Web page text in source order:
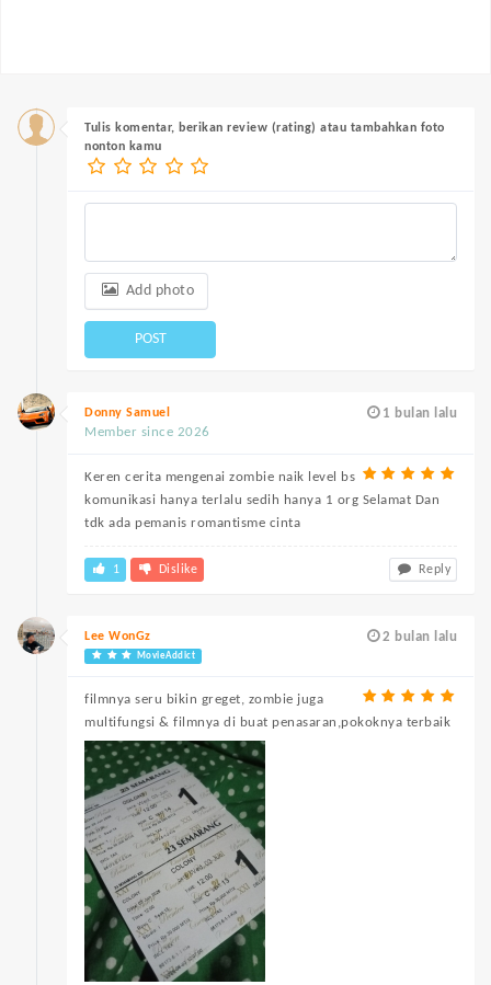
Tulis komentar, berikan review (rating) atau tambahkan foto
nonton kamu
Add photo
POST
1 bulan lalu
Donny Samuel
Member since 2026
Keren cerita mengenai zombie naik level bs
komunikasi hanya terlalu sedih hanya 1 org Selamat Dan
tdk ada pemanis romantisme cinta
1 Dislike Reply
2 bulan lalu
Lee WonGz
MovieAddict
filmnya seru bikin greget, zombie juga
multifungsi & filmnya di buat penasaran,pokoknya terbaik